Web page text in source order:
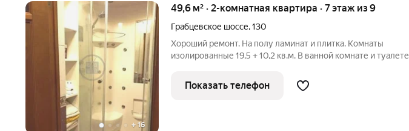
+ 16
49,6 м² · 2-комнатная квартира · 7 этаж из 9
Грабцевское шоссе,130
Хороший ремонт. На полу ламинат и плитка. Комнаты
изолированные 19,5 + 10,2 кв.м. В ванной комнате и туалете
сантехника, новые трубы. Имеются счётчики на воду и
электричество. Современные
Показать телефон